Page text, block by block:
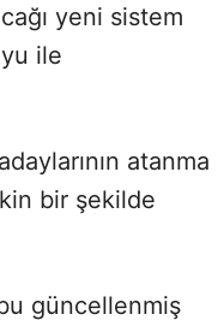
yeni sistem
ile
atanma
bir şekilde
güncellenmiş